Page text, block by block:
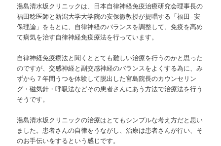
湯島清水坂クリニックは、日本自律神経免疫治療研究会理事長の
福田稔医師と新潟大学大学院の安保徹教授が提唱する「福田−安
保理論」をもとに、自律神経のバランスを調整して、免疫を高め
て病気を治す自律神経免疫療法を行っています。
自律神経免疫療法と聞くととても難しい治療を行うのかと思った
のですが、交感神経と副交感神経のバランスをよくする為に、み
ずから７年間うつを体験して脱出した宮島院長のカウンセリン
グ・磁気針・呼吸法などその患者さんにあう方法で治療法を行う
そうです。
湯島清水坂クリニックの治療はとてもシンプルな考え方だと思い
ました。患者さんの自律をうながし、治療は患者さんが行い、そ
のお手伝いをするという感じです。